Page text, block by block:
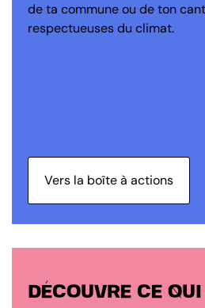
de ta commune ou de ton
respectueuses du climat.
Vers la boîte à actions
DÉCOUVRE CE